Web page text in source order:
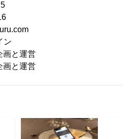
ン
運営
運営